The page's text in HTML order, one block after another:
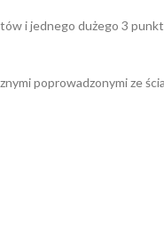
i jednego dużego 3
poprowadzonymi ze